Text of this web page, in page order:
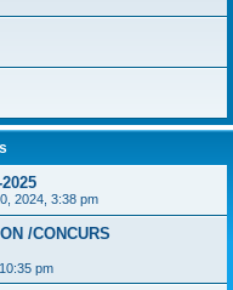
2024, 3:38 pm
/CONCURS
pm